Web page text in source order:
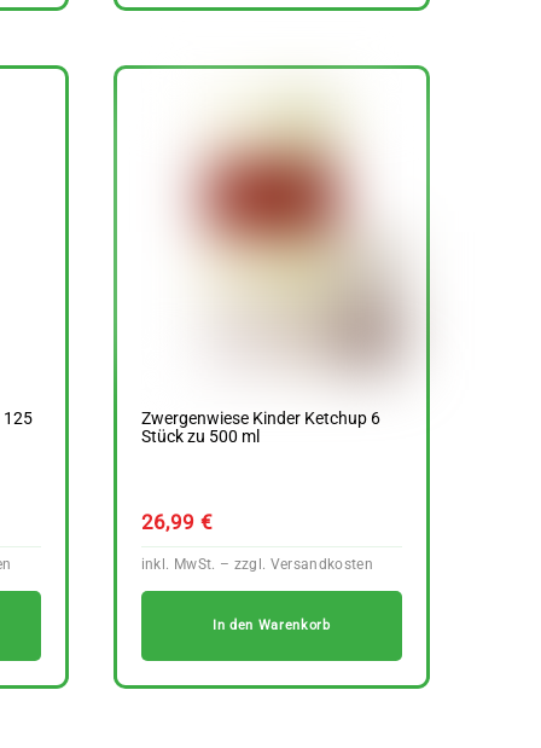
125
Zwergenwiese Kinder Ketchup 6
Stück zu 500 ml
26,99 €
In den Warenkorb